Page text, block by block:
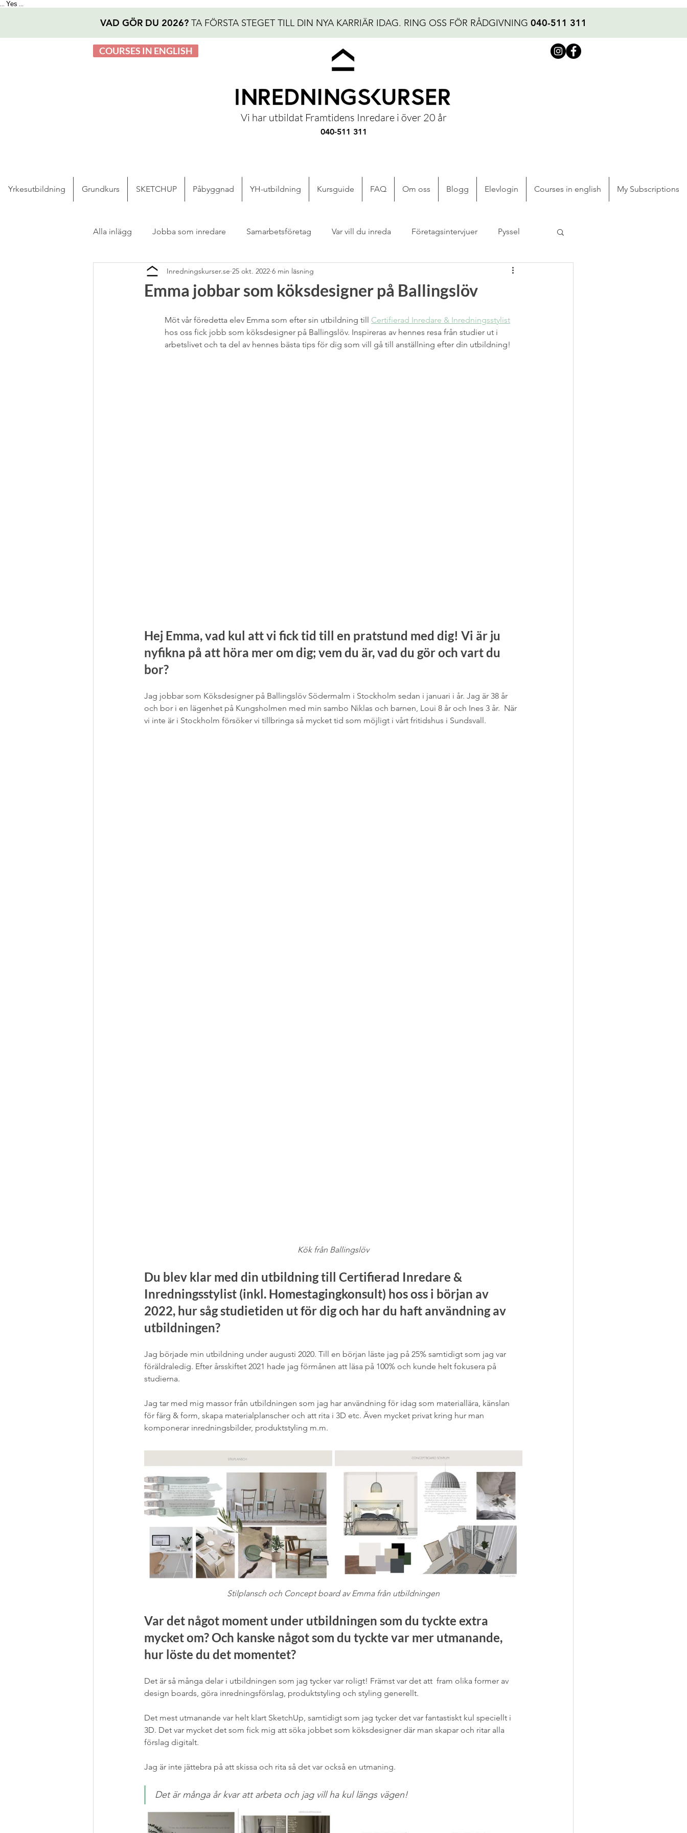
Yes
VAD GÖR DU 2026? TA FÖRSTA STEGET TILL DIN NYA KARRIÄR IDAG. RING OSS FÖR RÅDGIVNING 040-511 311
COURSES IN ENGLISH
Vi har utbildat Framtidens Inredare i över 20 år
040-511 311
Yrkesutbildning Grundkurs SKETCHUP Påbyggnad YH-utbildning Kursguide FAQ Om oss Blogg Elevlogin Courses in english My Subscriptions
Alla inlägg Jobba som inredare Samarbetsföretag Var vill du inreda Företagsintervjuer Pyssel
Rörstrand Samarbete Samarbetspartner
Emma jobbar som köksdesigner på Ballingslöv
Inredningskurser.se 25 okt. 2022 6 min läsning
Möt vår föredetta elev Emma som efter sin utbildning till Certifierad Inredare & Inredningsstylist
hos oss fick jobb som köksdesigner på Ballingslöv. Inspireras av hennes resa från studier ut i
arbetslivet och ta del av hennes bästa tips för dig som vill gå till anställning efter din utbildning!
Hej Emma, vad kul att vi fick tid till en pratstund med dig! Vi är ju
nyfikna på att höra mer om dig; vem du är, vad du gör och vart du
bor?
Jag jobbar som Köksdesigner på Ballingslöv Södermalm i Stockholm sedan i januari i år. Jag är 38 år
och bor i en lägenhet på Kungsholmen med min sambo Niklas och barnen, Loui 8 år och Ines 3 år.  När
vi inte är i Stockholm försöker vi tillbringa så mycket tid som möjligt i vårt fritidshus i Sundsvall.
Kök från Ballingslöv
Du blev klar med din utbildning till Certifierad Inredare &
Inredningsstylist (inkl. Homestagingkonsult) hos oss i början av
2022, hur såg studietiden ut för dig och har du haft användning av
utbildningen?
Jag började min utbildning under augusti 2020. Till en början läste jag på 25% samtidigt som jag var
föräldraledig. Efter årsskiftet 2021 hade jag förmånen att läsa på 100% och kunde helt fokusera på
studierna.
Jag tar med mig massor från utbildningen som jag har användning för idag som materiallära, känslan
för färg & form, skapa materialplanscher och att rita i 3D etc. Även mycket privat kring hur man
komponerar inredningsbilder, produktstyling m.m.
Stilplansch och Concept board av Emma från utbildningen
Var det något moment under utbildningen som du tyckte extra
mycket om? Och kanske något som du tyckte var mer utmanande,
hur löste du det momentet?
Det är så många delar i utbildningen som jag tycker var roligt! Främst var det att  fram olika former av
design boards, göra inredningsförslag, produktstyling och styling generellt.
Det mest utmanande var helt klart SketchUp, samtidigt som jag tycker det var fantastiskt kul speciellt i
3D. Det var mycket det som fick mig att söka jobbet som köksdesigner där man skapar och ritar alla
förslag digitalt.
Jag är inte jättebra på att skissa och rita så det var också en utmaning.
Det är många år kvar att arbeta och jag vill ha kul längs vägen!